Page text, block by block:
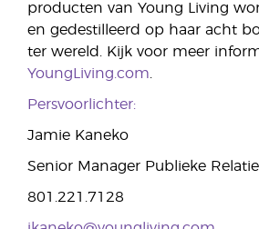
producten van Young Living
en gedestilleerd op haar acht
ter wereld. Kijk voor meer
YoungLiving.com
Persvoorlichter:
Jamie Kaneko
Senior Manager Publieke
801.221.7128